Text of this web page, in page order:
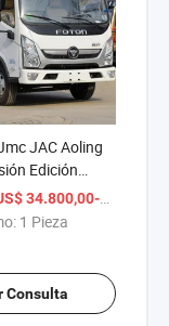
JAC Aoling
Edición
34.800,00-38.800,00
1 Pieza
Consulta